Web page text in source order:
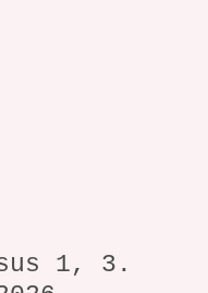
1, 3.